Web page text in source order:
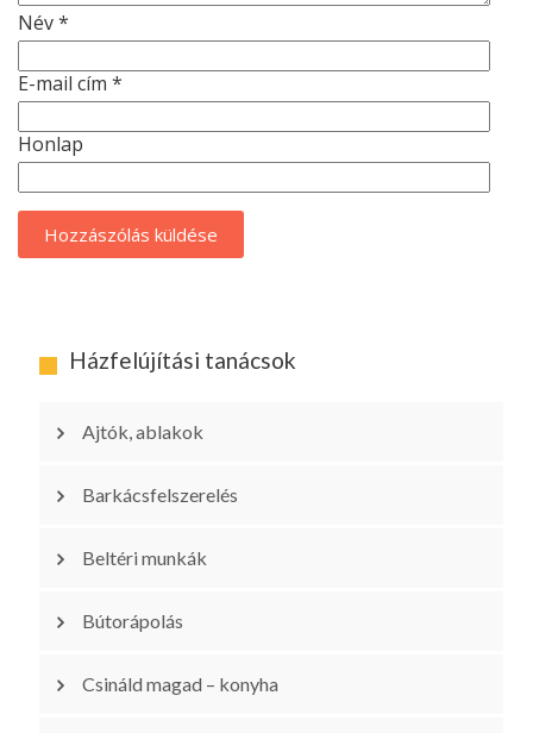
Név*
E-mail cím *
Honlap
Házfelújítási tanácsok
Ajtók, ablakok
Barkácsfelszerelés
Beltéri munkák
Bútorápolás
Csináld magad – konyha